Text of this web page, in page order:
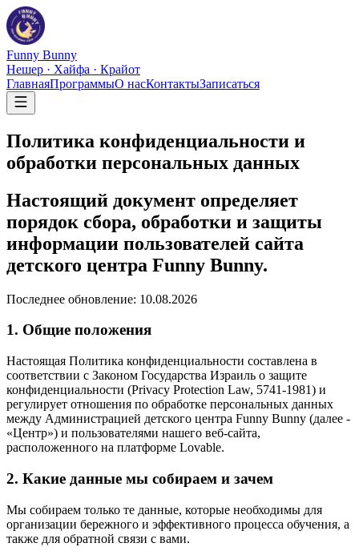
Funny Bunny
Нешер · Хайфа · Крайот
ГлавнаяПрограммыО насКонтактыЗаписаться
Политика конфиденциальности и
обработки персональных данных
Настоящий документ определяет
порядок сбора, обработки и защиты
информации пользователей сайта
детского центра Funny Bunny.
Последнее обновление: 10.08.2026
1. Общие положения
Настоящая Политика конфиденциальности составлена в
соответствии с Законом Государства Израиль о защите
конфиденциальности (Privacy Protection Law, 5741-1981) и
регулирует отношения по обработке персональных данных
между Администрацией детского центра Funny Bunny (далее -
«Центр») и пользователями нашего веб-сайта,
расположенного на платформе Lovable.
2. Какие данные мы собираем и зачем
Мы собираем только те данные, которые необходимы для
организации бережного и эффективного процесса обучения, а
также для обратной связи с вами.